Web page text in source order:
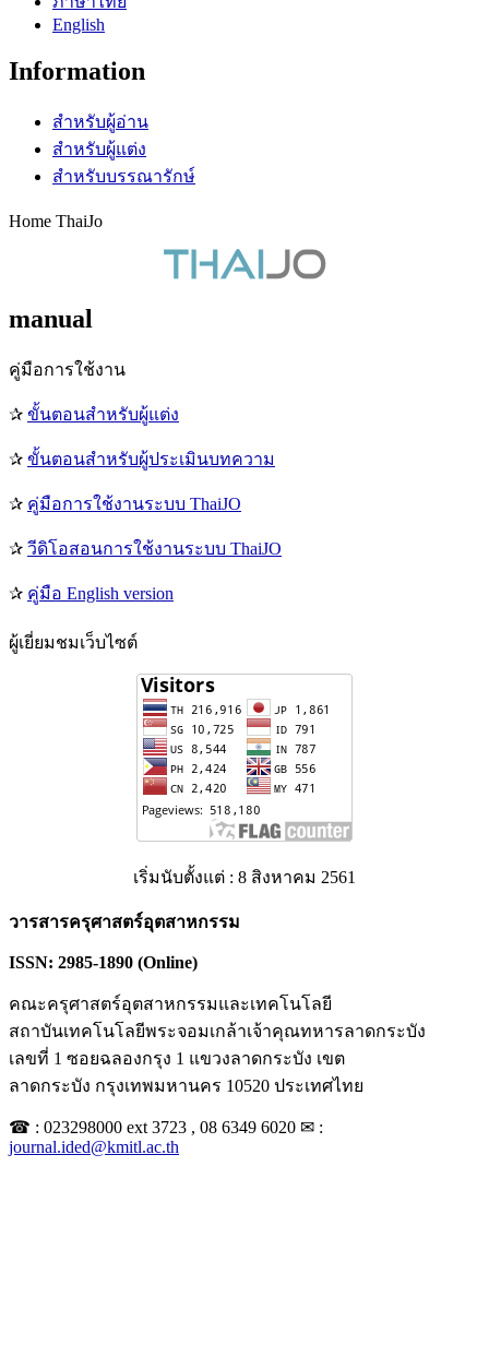
English
Information
สำหรับผู้อ่าน
สำหรับผู้แต่ง
สำหรับบรรณารักษ์
Home ThaiJo
manual
คู่มือการใช้งาน
✰ ขั้นตอนสำหรับผู้แต่ง
✰ ขั้นตอนสำหรับผู้ประเมินบทความ
✰ คู่มือการใช้งานระบบ ThaiJO
✰ วีดิโอสอนการใช้งานระบบ ThaiJO
✰ คู่มือ English version
ผู้เยี่ยมชมเว็บไซต์
เริ่มนับตั้งแต่ : 8 สิงหาคม 2561
วารสารครุศาสตร์อุตสาหกรรม
ISSN: 2985-1890 (Online)
คณะครุศาสตร์อุตสาหกรรมและเทคโนโลยี
สถาบันเทคโนโลยีพระจอมเกล้าเจ้าคุณทหารลาดกระบัง
เลขที่ 1 ซอยฉลองกรุง 1 แขวงลาดกระบัง เขต
ลาดกระบัง กรุงเทพมหานคร 10520 ประเทศไทย
☎ : 023298000 ext 3723 , 08 6349 6020 ✉ :
journal.ided@kmitl.ac.th